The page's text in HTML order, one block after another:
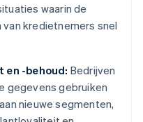
waarin de
kredietnemers snel
-behoud: Bedrijven
gegevens gebruiken
nieuwe segmenten,